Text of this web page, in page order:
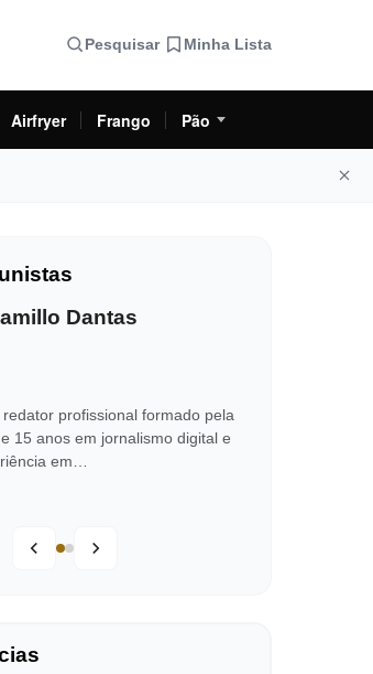
Pesquisar Minha Lista
Airfryer Frango Pão
Dantas
profissional formado pela
15 anos em jornalismo digital e
em…